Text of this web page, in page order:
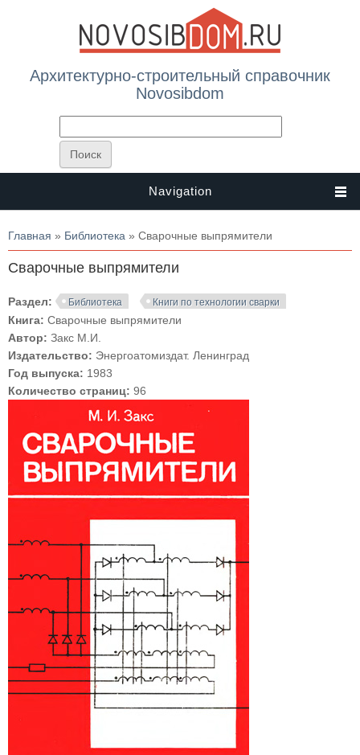
Архитектурно-строительный справочник
Novosibdom
Navigation
Вы здесь
Главная » Библиотека » Сварочные выпрямители
Сварочные выпрямители
Раздел: Библиотека Книги по технологии сварки
Книга: Сварочные выпрямители
Автор: Закс М.И.
Издательство: Энергоатомиздат. Ленинград
Год выпуска: 1983
Количество страниц: 96